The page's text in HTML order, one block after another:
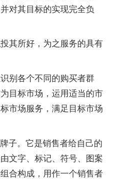
对其目标的实现完全负
所好，为之服务的具有
各个不同的购买者群
目标市场，运用适当的市
市场服务，满足目标市场
。它是销售者给自己的
文字、标记、符号、图案
合构成，用作一个销售者